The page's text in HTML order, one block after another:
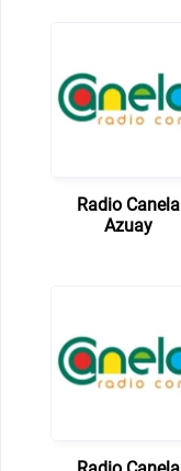
Radio Canela
Azuay